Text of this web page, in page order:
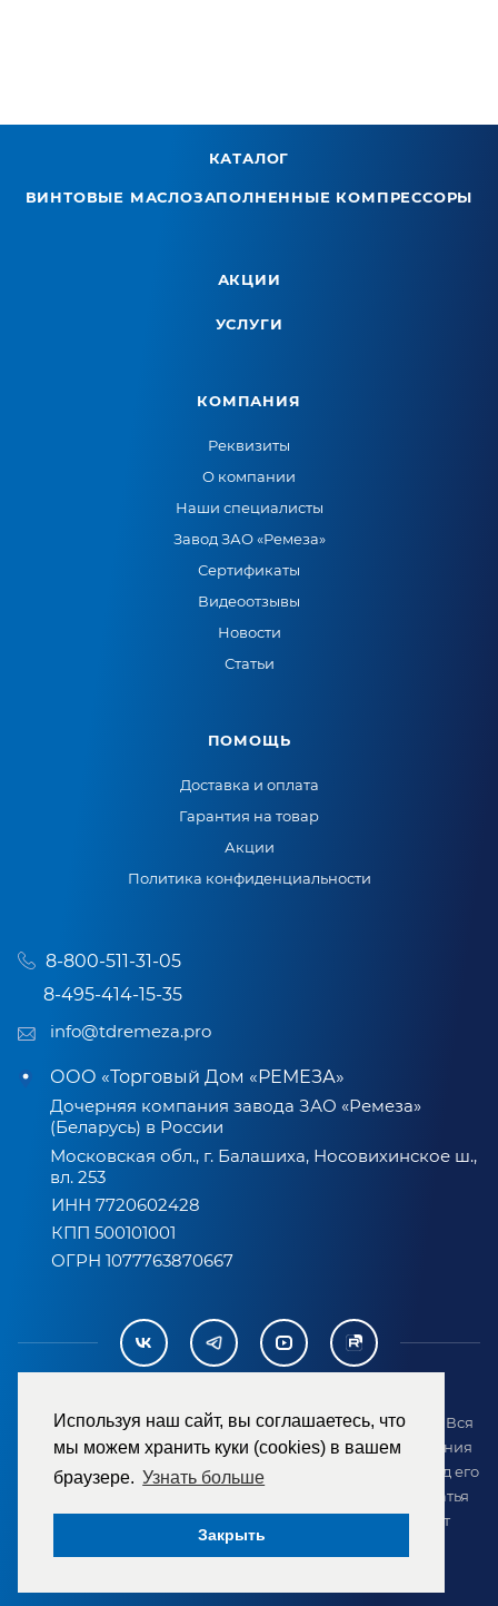
Используя наш сайт, вы соглашаетесь, что
мы можем хранить куки (cookies) в вашем
браузере. Узнать больше
Закрыть
КАТАЛОГ
ВИНТОВЫЕ МАСЛОЗАПОЛНЕННЫЕ КОМПРЕССОРЫ
АКЦИИ
УСЛУГИ
КОМПАНИЯ
Реквизиты
О компании
Наши специалисты
Завод ЗАО «Ремеза»
Сертификаты
Видеоотзывы
Новости
Статьи
ПОМОЩЬ
Доставка и оплата
Гарантия на товар
Акции
Политика конфиденциальности
8-800-511-31-05
8-495-414-15-35
info@tdremeza.pro
ООО «Торговый Дом «РЕМЕЗА»
Дочерняя компания завода ЗАО «Ремеза»
(Беларусь) в России
Московская обл., г. Балашиха, Носовихинское ш.,
вл. 253
ИНН 7720602428
КПП 500101001
ОГРН 1077763870667
2007-2026 © ООО «ТД «РЕМЕЗА». Все права защищены. Вся
информация на сайте размещена в целях предоставления
возможности покупателю ознакомиться с товаром перед его
приобретением и не является публичной офертой (статья
437 ГК РФ). Внешний вид товара может отличаться от
представленного на сайте.